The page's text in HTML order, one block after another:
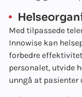
Med tilpassede
Innowise kan
forbedre
personalet, utvide
unngå at pasienter